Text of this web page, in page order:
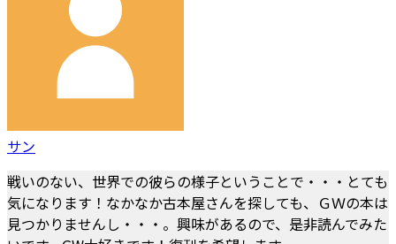
サン
戦いのない、世界での彼らの様子ということで・・・とても
気になります！なかなか古本屋さんを探しても、ＧＷの本は
見つかりませんし・・・。興味があるので、是非読んでみた